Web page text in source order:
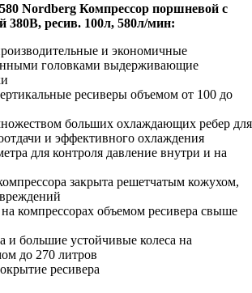
Nordberg Компрессор поршневой с
380В, ресив. 100л, 580л/мин:
и экономичные
головками выдерживающие
ресиверы объемом от 100 до
больших охлаждающих ребер для
и эффективного охлаждения
для контроля давление внутри и на
закрыта решетчатым кожухом,
компрессорах объемом ресивера свыше
и большие устойчивые колеса на
до 270 литров
ресивера